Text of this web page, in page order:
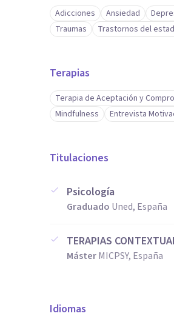
Mi objetivo es ofrecer un
Aptitudes
valores, pero lo que
Creo en la riqueza de las
Adicciones Ansiedad
Traumas
Trastornos del
Terapias
Terapia de Aceptación y
Mindfulness
Entrevista
Titulaciones
Psicología
Graduado Uned, España
TERAPIAS
MásterMICPSY, España
Idiomas